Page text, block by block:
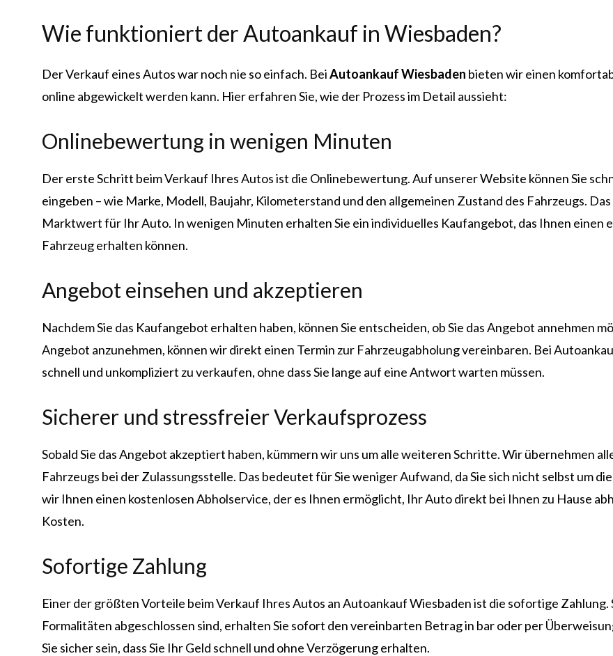
Wie funktioniert der Autoankauf in Wiesbaden?
Der Verkauf eines Autos war noch nie so einfach. BeiAutoankauf Wiesbaden bieten wir einen
online abgewickelt werden kann. Hier erfahren Sie, wie der Prozess im Detail aussieht:
Onlinebewertung in wenigen Minuten
Der erste Schritt beim Verkauf Ihres Autos ist die Onlinebewertung. Auf unserer Website können Sie
eingeben – wie Marke, Modell, Baujahr, Kilometerstand und den allgemeinen Zustand des Fahrzeugs.
Marktwert für Ihr Auto. In wenigen Minuten erhalten Sie ein individuelles Kaufangebot, das Ihnen einen
Fahrzeug erhalten können.
Angebot einsehen und akzeptieren
Nachdem Sie das Kaufangebot erhalten haben, können Sie entscheiden, ob Sie das Angebot annehmen
Angebot anzunehmen, können wir direkt einen Termin zur Fahrzeugabholung vereinbaren. Bei
schnell und unkompliziert zu verkaufen, ohne dass Sie lange auf eine Antwort warten müssen.
Sicherer und stressfreier Verkaufsprozess
Sobald Sie das Angebot akzeptiert haben, kümmern wir uns um alle weiteren Schritte. Wir übernehmen
Fahrzeugs bei der Zulassungsstelle. Das bedeutet für Sie weniger Aufwand, da Sie sich nicht selbst um
wir Ihnen einen kostenlosen Abholservice, der es Ihnen ermöglicht, Ihr Auto direkt bei Ihnen zu Hause
Kosten.
Sofortige Zahlung
Einer der größten Vorteile beim Verkauf Ihres Autos an Autoankauf Wiesbaden ist die sofortige Zahlung.
Formalitäten abgeschlossen sind, erhalten Sie sofort den vereinbarten Betrag in bar oder per
Sie sicher sein, dass Sie Ihr Geld schnell und ohne Verzögerung erhalten.